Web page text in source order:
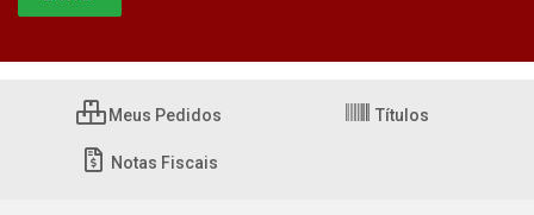
Meus Pedidos Títulos
Notas Fiscais